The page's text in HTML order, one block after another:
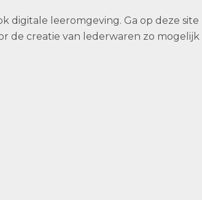
digitale leeromgeving. Ga op deze site
de creatie van lederwaren zo mogelijk